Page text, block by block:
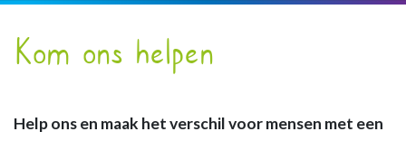
Kom ons helpen
Help ons en maak het verschil voor mensen met een